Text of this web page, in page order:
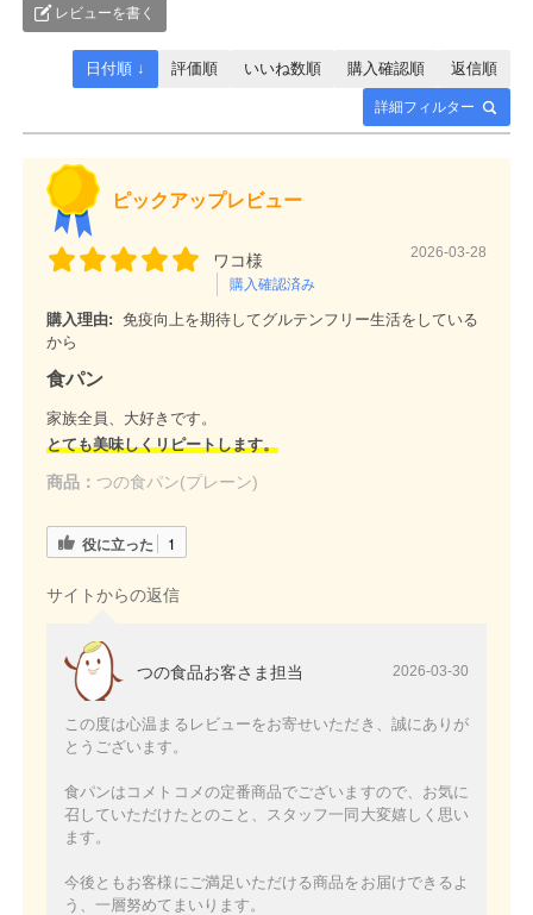
レビューを書く
詳細フィルター
日付順 ↓ 評価順 いいね数順 購入確認順 返信順
ピックアップレビュー
ワコ様
購入確認済み
2026-03-28
購入理由: 免疫向上を期待してグルテンフリー生活をしている
から
食パン
家族全員、大好きです。
とても美味しくリピートします。
商品： つの食パン(プレーン)
役に立った 1
サイトからの返信
つの食品お客さま担当 2026-03-30
この度は心温まるレビューをお寄せいただき、誠にありが
とうございます。
食パンはコメトコメの定番商品でございますので、お気に
召していただけたとのこと、スタッフ一同大変嬉しく思い
ます。
今後ともお客様にご満足いただける商品をお届けできるよ
う、一層努めてまいります。